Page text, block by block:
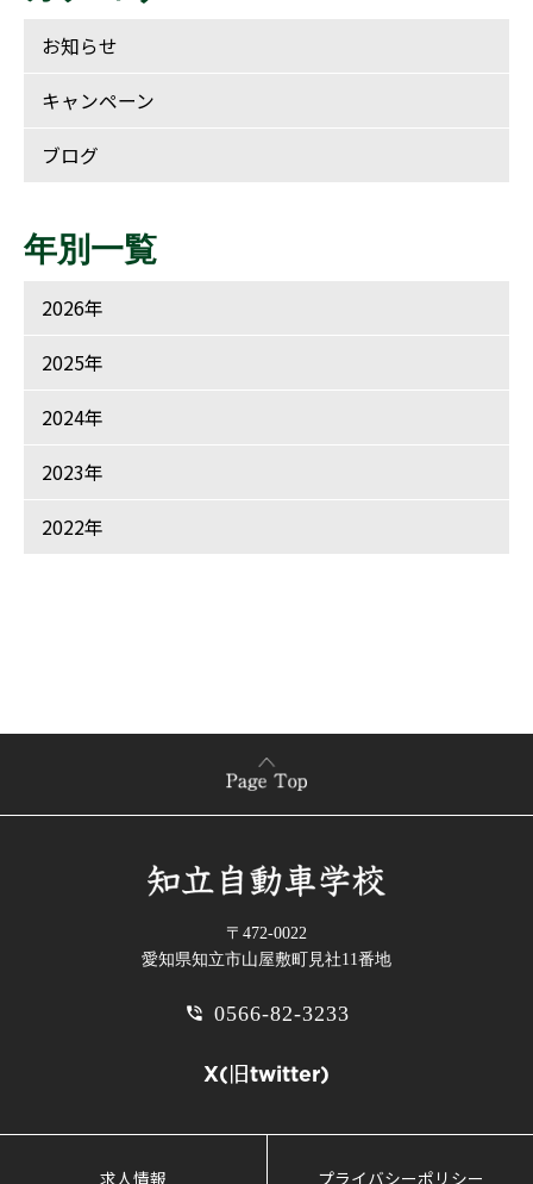
お知らせ
キャンペーン
ブログ
年別一覧
2026年
2025年
2024年
2023年
2022年
〒472-0022
愛知県知立市山屋敷町見社11番地
phone_in_talk 0566-82-3233
X(旧twitter)
求人情報 プライバシーポリシー